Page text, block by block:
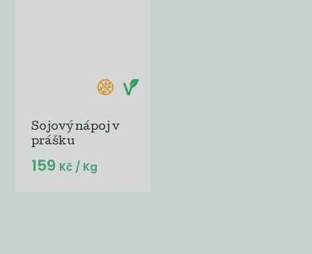
Sojový nápoj v
prášku
159 Kč / Kg